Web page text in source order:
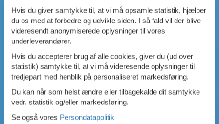
Hvis du giver samtykke til, at vi må opsamle statistik, hjælper
du os med at forbedre og udvikle siden. I så fald vil der blive
videresendt anonymiserede oplysninger til vores
underleverandører.
Hvis du accepterer brug af alle cookies, giver du (ud over
statistik) samtykke til, at vi må videresende oplysninger til
tredjepart med henblik på personaliseret markedsføring.
Du kan når som helst ændre eller tilbagekalde dit samtykke
vedr. statistik og/eller markedsføring.
Se også vores Persondatapolitik